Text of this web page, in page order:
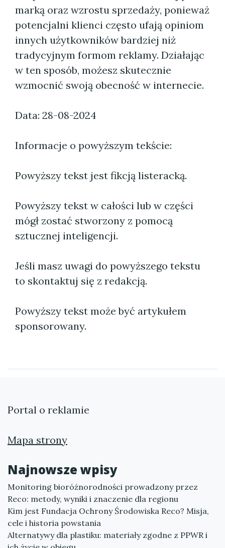
marką oraz wzrostu sprzedaży, ponieważ
potencjalni klienci często ufają opiniom
innych użytkowników bardziej niż
tradycyjnym formom reklamy. Działając
w ten sposób, możesz skutecznie
wzmocnić swoją obecność w internecie.
Data: 28-08-2024
Informacje o powyższym tekście:
Powyższy tekst jest fikcją listeracką.
Powyższy tekst w całości lub w części
mógł zostać stworzony z pomocą
sztucznej inteligencji.
Jeśli masz uwagi do powyższego tekstu
to skontaktuj się z redakcją.
Powyższy tekst może być artykułem
sponsorowany.
Portal o reklamie
Mapa strony
Najnowsze wpisy
Monitoring bioróżnorodności prowadzony przez
Reco: metody, wyniki i znaczenie dla regionu
Kim jest Fundacja Ochrony Środowiska Reco? Misja,
cele i historia powstania
Alternatywy dla plastiku: materiały zgodne z PPWR i